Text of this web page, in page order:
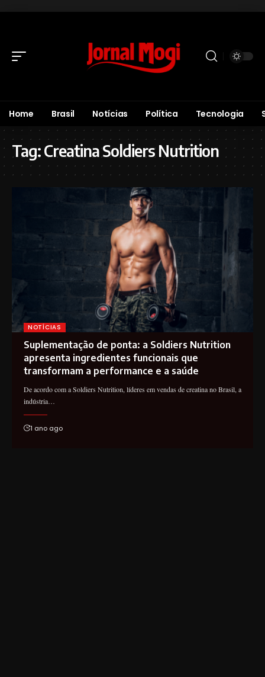
Home Brasil Notícias Política Tecnologia
Tag:Creatina Soldiers Nutrition
NOTÍCIAS
Suplementação de ponta: a Soldiers Nutrition
apresenta ingredientes funcionais que
transformam a performance e a saúde
De acordo com a Soldiers Nutrition, líderes em vendas de creatina no Brasil, a
indústria…
1 ano ago